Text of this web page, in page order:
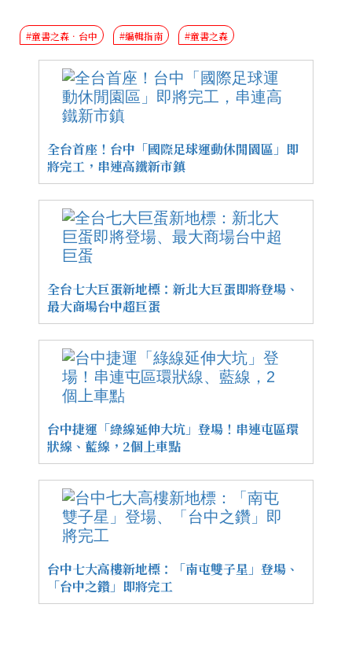
#童書之森．台中 #編輯指南 #童書之森
全台首座！台中「國際足球運動休閒園區」即
將完工，串連高鐵新市鎮
全台七大巨蛋新地標：新北大巨蛋即將登場、
最大商場台中超巨蛋
台中捷運「綠線延伸大坑」登場！串連屯區環
狀線、藍線，2個上車點
台中七大高樓新地標：「南屯雙子星」登場、
「台中之鑽」即將完工